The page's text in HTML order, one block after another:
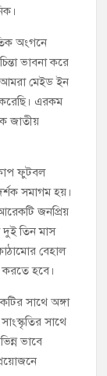
অংগনে
ভাবনা করে
আমরা মেইড ইন
এরকম
জাতীয়
ফুটবল
সমাগম হয়।
জনপ্রিয়
তিন মাস
বেহাল
করতে হবে।
সাথে অঙ্গা
সাথে
ভাবে